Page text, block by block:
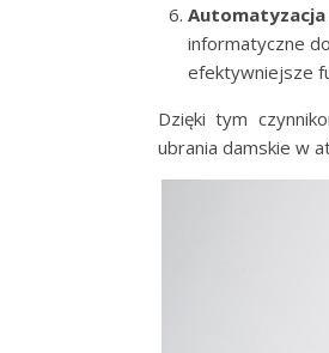
Automatyzacja
informatyczne
efektywniejsze
Dzięki tym
ubrania damskie w